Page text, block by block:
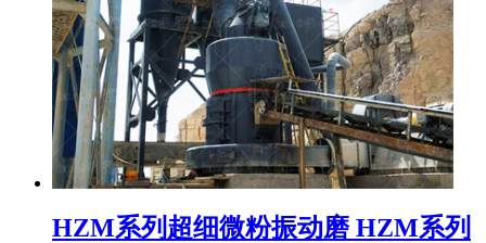
HZM系列超细微粉振动磨 HZM系列